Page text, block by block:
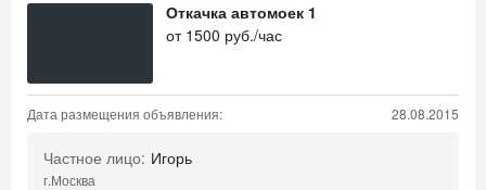
Откачка автомоек 1
от 1500 руб./час
Дата размещения объявления: 28.08.2015
Частное лицо: Игорь
г.Москва